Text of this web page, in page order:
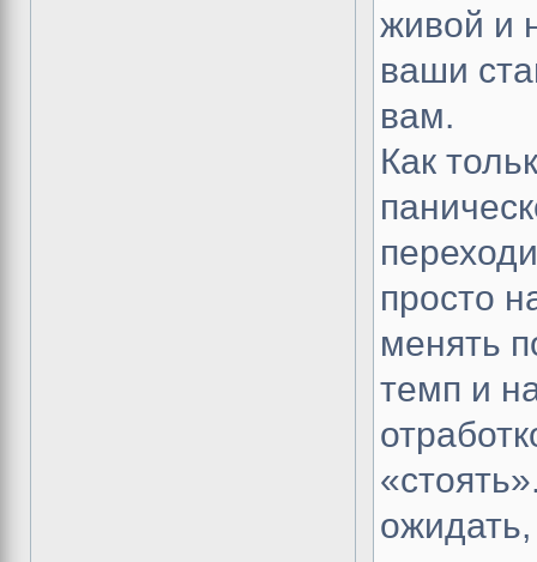
живой и
ваши
вам.
Как
просто
менять
темп и
ожидать,